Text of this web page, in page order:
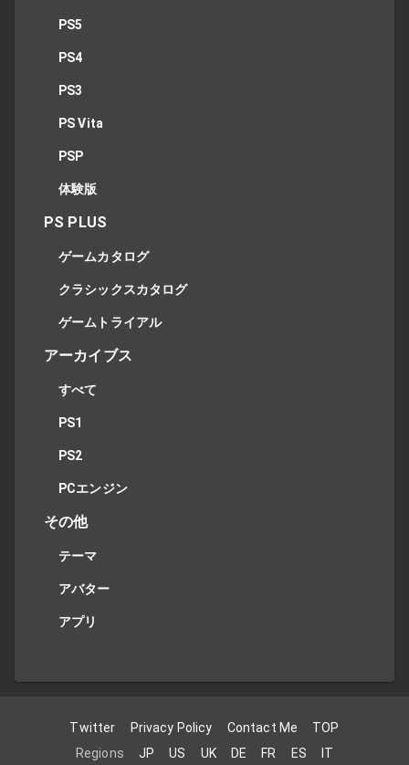
PS5
PS4
PS3
PS Vita
PSP
体験版
PS PLUS
ゲームカタログ
クラシックスカタログ
ゲームトライアル
アーカイブス
すべて
PS1
PS2
PCエンジン
その他
テーマ
アバター
アプリ
Twitter Privacy Policy Contact Me
TOP
Regions
JP US UK DE FR ES IT